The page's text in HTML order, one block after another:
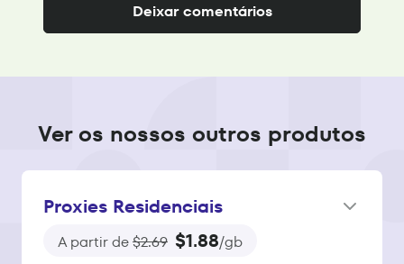
Deixar comentários
Ver os nossos outros produtos
Proxies Residenciais
A partir de$2.69 $1.88/gb